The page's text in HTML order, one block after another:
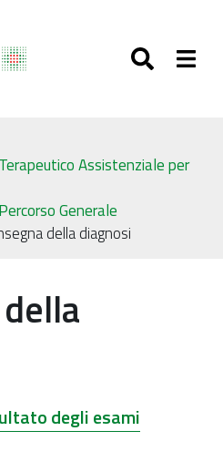
Assistenziale per
Percorso Generale
della diagnosi
degli esami